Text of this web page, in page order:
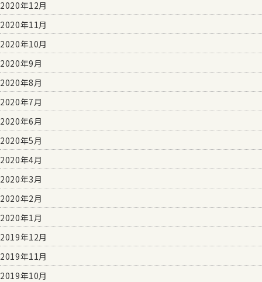
2020年12月
2020年11月
2020年10月
2020年9月
2020年8月
2020年7月
2020年6月
2020年5月
2020年4月
2020年3月
2020年2月
2020年1月
2019年12月
2019年11月
2019年10月